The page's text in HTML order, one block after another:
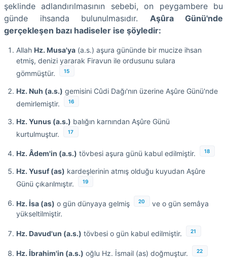
şeklinde adlandırılmasının sebebi, on peygambere bu
günde ihsanda bulunulmasıdır. Aşûra Günü'nde
gerçekleşen bazı hadiseler ise şöyledir:
Allah Hz. Musa'ya (a.s.) aşura gününde bir mucize ihsan
etmiş, denizi yararak Firavun ile ordusunu sulara
gömmüştür.
15
Hz. Nuh (a.s.) gemisini Cûdi Dağı'nın üzerine Aşûre Günü'nde
demirlemiştir.
16
Hz. Yunus (a.s.) balığın karnından Aşûre Günü
kurtulmuştur.
17
Hz. Âdem'in (a.s.) tövbesi aşura günü kabul edilmiştir. 18
Hz. Yusuf (as) kardeşlerinin atmış olduğu kuyudan Aşûre
Günü çıkarılmıştır.
19
Hz. İsa (as) o gün dünyaya gelmiş 20
ve o gün semâya
yükseltilmiştir.
Hz. Davud'un (a.s.) tövbesi o gün kabul edilmiştir. 21
Hz. İbrahim'in (a.s.) oğlu Hz. İsmail (as) doğmuştur. 22